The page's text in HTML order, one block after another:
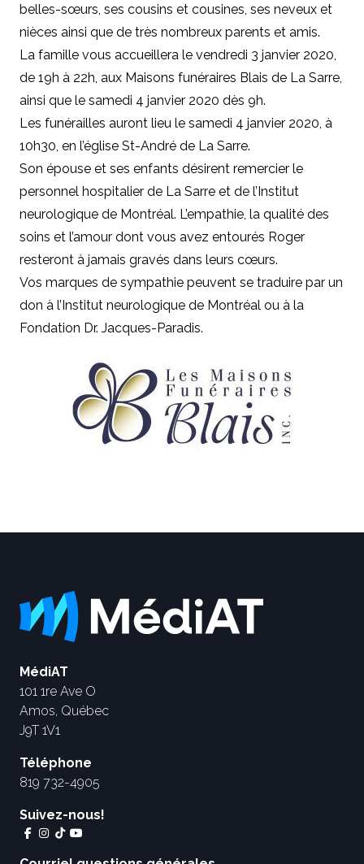
belles-sœurs, ses cousins et cousines, ses neveux et
nièces ainsi que de très nombreux parents et amis.
La famille vous accueillera le vendredi 3 janvier 2020,
de 19h à 22h, aux Maisons funéraires Blais de La Sarre,
ainsi que le samedi 4 janvier 2020 dès 9h.
Les funérailles auront lieu le samedi 4 janvier 2020, à
10h30, en l’église St-André de La Sarre.
Son épouse et ses enfants désirent remercier le
personnel hospitalier de La Sarre et de l’Institut
neurologique de Montréal. L’empathie, la qualité des
soins et l’amour dont vous avez entourés Roger
resteront à jamais gravés dans leurs cœurs.
Vos marques de sympathie peuvent se traduire par un
don à l’Institut neurologique de Montréal ou à la
Fondation Dr. Jacques-Paradis.
MédiAT
101 1re Ave O
Amos, Québec
J9T 1V1
Téléphone
819 732-4905
Suivez-nous!